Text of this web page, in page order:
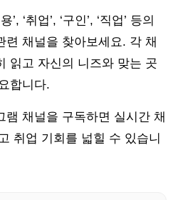
‘취업’, ‘구인’, ‘직업’ 등의
련 채널을 찾아보세요. 각 채
읽고 자신의 니즈와 맞는 곳
합니다.
램 채널을 구독하면 실시간 채
취업 기회를 넓힐 수 있습니